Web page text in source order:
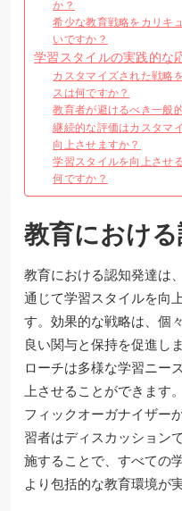
か？
希少な教育戦略をカリキ
いですか？
学習スタイルの実践的な
カスタマイズされた戦略
スは何ですか？
教育者が避けるべき一般
継続的な評価はカスタマ
向上させますか？
学習スタイルを向上させ
何ですか？
教育におけ
教育における認知発達は
通じて学習スタイルを向
す。効果的な戦略は、個
良い関与と保持を促進し
ローチは多様な学習ニー
上させることができます
フィックオーガナイザー
習者はディスカッション
施することで、すべての
より包括的な教育環境が